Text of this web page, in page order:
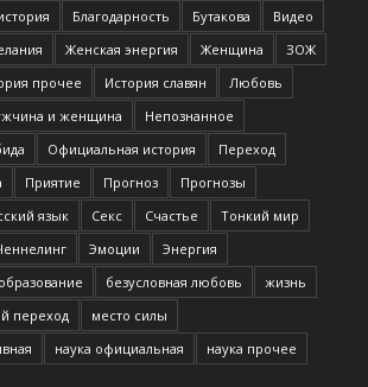
Благодарность Бутакова
Видео
Женская энергия Женщина
ЗОЖ
прочее История славян
Любовь
и женщина
Непознанное
Официальная история
Переход
Приятие Прогноз
Прогнозы
язык Секс Счастье
Тонкий мир
Эмоции
Энергия
безусловная любовь
жизнь
переход
место силы
наука официальная
наука прочее